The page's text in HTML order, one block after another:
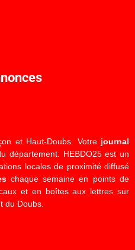
et Haut-Doubs. Votre journal
département. HEBDO25 est un
locales de proximité diffusé
chaque semaine en points de
et en boîtes aux lettres sur
du Doubs.